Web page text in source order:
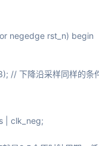
negedge rst_n) begin
// 下降沿采样同样的条
| clk_neg;